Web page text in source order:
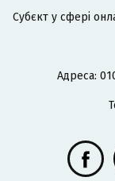
Cубєкт у сфері
Адреса: